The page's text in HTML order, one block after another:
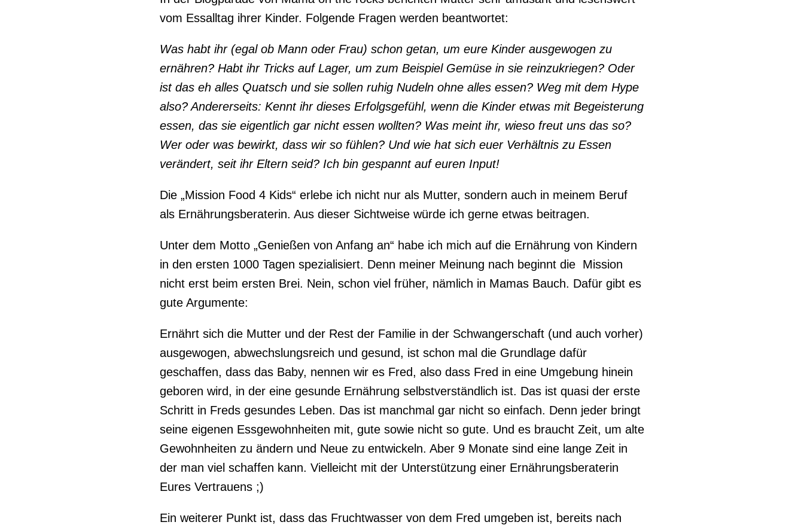
vom Essalltag ihrer Kinder. Folgende Fragen werden beantwortet:
Was habt ihr (egal ob Mann oder Frau) schon getan, um eure Kinder ausgewogen zu
ernähren? Habt ihr Tricks auf Lager, um zum Beispiel Gemüse in sie reinzukriegen? Oder
ist das eh alles Quatsch und sie sollen ruhig Nudeln ohne alles essen? Weg mit dem Hype
also? Andererseits: Kennt ihr dieses Erfolgsgefühl, wenn die Kinder etwas mit Begeisterung
essen, das sie eigentlich gar nicht essen wollten? Was meint ihr, wieso freut uns das so?
Wer oder was bewirkt, dass wir so fühlen? Und wie hat sich euer Verhältnis zu Essen
verändert, seit ihr Eltern seid? Ich bin gespannt auf euren Input!
Die „Mission Food 4 Kids“ erlebe ich nicht nur als Mutter, sondern auch in meinem Beruf
als Ernährungsberaterin. Aus dieser Sichtweise würde ich gerne etwas beitragen.
Unter dem Motto „Genießen von Anfang an“ habe ich mich auf die Ernährung von Kindern
in den ersten 1000 Tagen spezialisiert. Denn meiner Meinung nach beginnt die Mission
nicht erst beim ersten Brei. Nein, schon viel früher, nämlich in Mamas Bauch. Dafür gibt es
gute Argumente:
Ernährt sich die Mutter und der Rest der Familie in der Schwangerschaft (und auch vorher)
ausgewogen, abwechslungsreich und gesund, ist schon mal die Grundlage dafür
geschaffen, dass das Baby, nennen wir es Fred, also dass Fred in eine Umgebung hinein
geboren wird, in der eine gesunde Ernährung selbstverständlich ist. Das ist quasi der erste
Schritt in Freds gesundes Leben. Das ist manchmal gar nicht so einfach. Denn jeder bringt
seine eigenen Essgewohnheiten mit, gute sowie nicht so gute. Und es braucht Zeit, um alte
Gewohnheiten zu ändern und Neue zu entwickeln. Aber 9 Monate sind eine lange Zeit in
der man viel schaffen kann. Vielleicht mit der Unterstützung einer Ernährungsberaterin
Eures Vertrauens ;)
Ein weiterer Punkt ist, dass das Fruchtwasser von dem Fred umgeben ist, bereits nach